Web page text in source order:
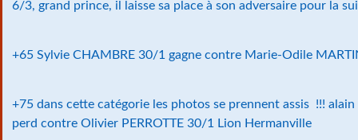
6/3, grand prince, il laisse sa place à son adversaire pour la
+65 Sylvie CHAMBRE 30/1 gagne contre Marie-Odile
+75 dans cette catégorie les photos se prennent assis !!!
perd contre Olivier PERROTTE 30/1 Lion Hermanville